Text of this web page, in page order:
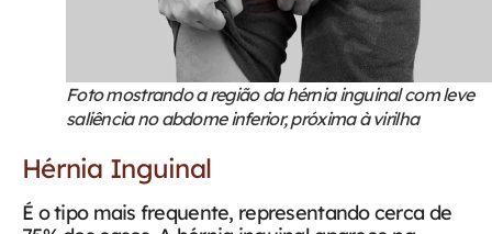
Foto mostrando a região da hérnia inguinal com leve
saliência no abdome inferior, próxima à virilha
Hérnia Inguinal
É o tipo mais frequente, representando cerca de